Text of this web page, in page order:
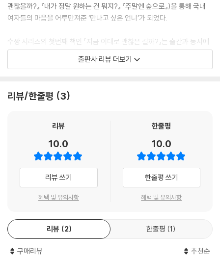
괜찮을까?』 『내가 정말 원하는 건 뭐지?』 『주말엔 숲으로』)을 통해 국내
여자들의 마음을 어루만져준 ‘만나고 싶은 언니’가 되었다.
수짱 시리즈의 첫번째 책인 『지금 이대로 괜찮은 걸까?』는 출간과 동시에
일본에서 순식간에 베스트셀러가 되었고, 마스다 미리를 일본 여자들의 정
신적 지주로 떠오르게 한 책이다. ‘수짱’은 30대 초반의 독립한 싱글여성
구, 내 마음을 알아주는 속 깊은 친구로 여성들의 마음속에 자리잡기 시작
함께 나란히 서서 달리며 때때로 응원을 해주는 친구.’
‘수짱 시리즈’가 더해질 때마다 수짱은 한 살씩 나이를 먹는다. 특별한 사건
도 큰 변화도 없는 일상이지만, 또 그냥 나이만 먹는 게 아닐까 가끔 한숨을
쉬기도 하지만, 수짱은 한 걸음 한 걸음 조금씩 앞으로 나아간다. 눈에 띄지
않는 성장이기에, 사회적으로 대단한 성공을 거두었다 평가받지는 못한다.
하지만, 수짱은 스스로 삶의 가치를 긍정할 줄 아는 여자다. 재력과 미모를
사람 내 편 만들기를 할 줄 몰라도, 서른 중반에 과감하게 새로운 직장으로
옮길 줄은 안다.
주저하다가 마음을 건넬 타이밍을 놓치고, 사랑이 다가왔는데도 잡을 줄
출판사 리뷰 더보기
리뷰/한줄평 3
리뷰
10.0
리뷰 쓰기
혜택 및 유의사항
한줄평
10.0
한줄평 쓰기
혜택 및 유의사항
리뷰 2 한줄평 1
구매리뷰 추천순